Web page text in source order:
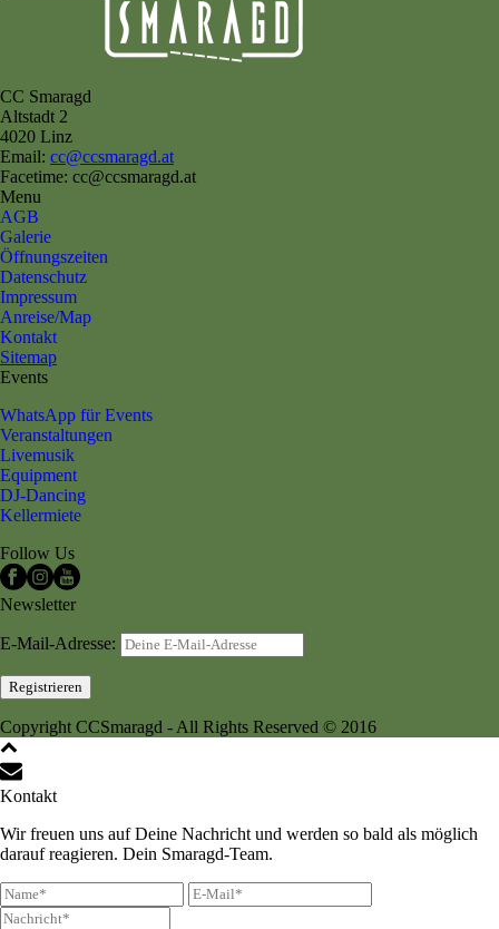
CC Smaragd
Altstadt 2
4020 Linz
Email: cc@ccsmaragd.at
Facetime: cc@ccsmaragd.at
Menu
AGB
Galerie
Öffnungszeiten
Datenschutz
Impressum
Anreise/Map
Kontakt
Sitemap
Events
WhatsApp für Events
Veranstaltungen
Livemusik
Equipment
DJ-Dancing
Kellermiete
Follow Us
Newsletter
E-Mail-Adresse:
Copyright CCSmaragd - All Rights Reserved © 2016
Kontakt
Wir freuen uns auf Deine Nachricht und werden so bald als möglich
darauf reagieren. Dein Smaragd-Team.